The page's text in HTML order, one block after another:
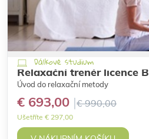
Dálkové studium
Relaxační trenér licence B
Úvod do relaxační metody
€ 693,00 € 990,00
Ušetříte € 297,00